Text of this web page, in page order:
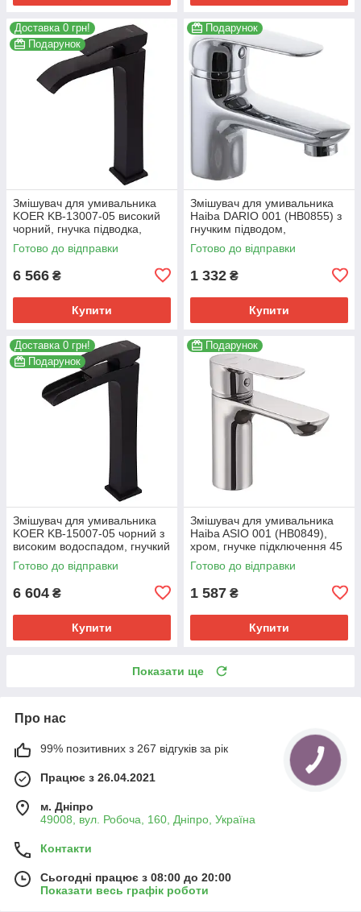
Доставка 0 грн!
Подарунок
Змішувач для умивальника
KOER KB-13007-05 високий
чорний, гнучка підводка,
картридж 35 мм (KR3445)
Готово до відправки
6 566 ₴
Купити
Подарунок
Змішувач для умивальника
Haiba DARIO 001 (HB0855) з
гнучким підводом,
хромований (HB0855)
Готово до відправки
1 332 ₴
Купити
Доставка 0 грн!
Подарунок
Змішувач для умивальника
KOER KB-15007-05 чорний з
високим водоспадом, гнучкий
підвід. (KR3449)
Готово до відправки
6 604 ₴
Купити
Подарунок
Змішувач для умивальника
Haiba ASIO 001 (HB0849),
хром, гнучке підключення 45
см (HB0849)
Готово до відправки
1 587 ₴
Купити
Показати ще
Про нас
99% позитивних з 267 відгуків за рік
Працює з 26.04.2021
м. Дніпро
49008, вул. Робоча, 160, Дніпро, Україна
Контакти
Сьогодні працює з 08:00 до 20:00
Показати весь графік роботи